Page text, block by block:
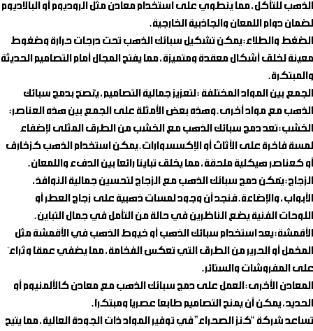
الذهب للتآكل، مما ينطوي على استخدام معادن مثل الروديوم أو البالاديوم
لضمان دوام اللمعان والجاذبية الخارجية.
الضغط والطلاء: يمكن تشكيل سبائك الذهب تحت درجات حرارة وضغوط
معينة لخلق أشكال معقدة ومتميزة، مما يفتح المجال أمام التصاميم الحديثة
والمبتكرة.
الجمع بين المواد المختلفة : لتعزيز جمالية التصاميم، يُنصَح بدمج سبائك
الذهب مع مواد أخرى. وهذه بعض الأمثلة على الجمع بين هذه العناصر:
الخشب: تعد دمج سبائك الذهب مع الخشب من الطرق المثلى لإضفاء
لمسة فاخرة على الأثاث أو الإكسسوارات. يمكن استخدام الذهب كزخارف
أو كعناصر هيكلية ملحقة، مما يخلق تباينًا رائعًا بين الدفء واللمعان.
الزجاج: يُمكن دمج سبائك الذهب مع الزجاج لتحسين جمالية النوافذ،
الأبواب، والإضاءة. فنجد أن وجود لمسات ذهبية على زجاج العطر أو
اللوحات الفنية يضع الناظرين في حالة من التأمل في جمال التباين.
الأقمشة: يعد استخدام سبائك الذهب أو خيوط الذهب في الأقمشة مثل
المخمل أو الحرير من الطرق التي تعكس الفخامة، مما يضفي عمقًا وثراءً
على المفروشات والستائر.
المعادن الأخرى: العمل على دمج سبائك الذهب مع معادن كالألمنيوم أو
الحديد، يمكن أن يمنح التصاميم طابعًا عصريًا ومبتكرًا.
تساعد شركة “كنز الصحراء” في توفير المواد ذات الجودة العالية، مما يتيح